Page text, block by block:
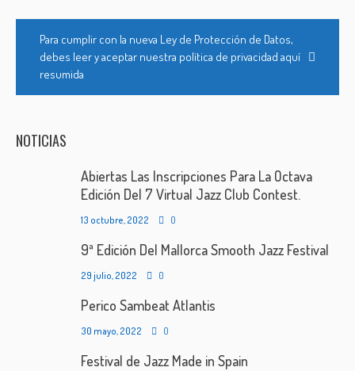
Para cumplir con la nueva Ley de Protección de Datos,
debes leer y aceptar nuestra política de privacidad aquí
resumida
NOTICIAS
Abiertas Las Inscripciones Para La Octava
Edición Del 7 Virtual Jazz Club Contest.
13 octubre, 2022 0
9ª Edición Del Mallorca Smooth Jazz Festival
29 julio, 2022 0
Perico Sambeat Atlantis
30 mayo, 2022 0
Festival de Jazz Made in Spain